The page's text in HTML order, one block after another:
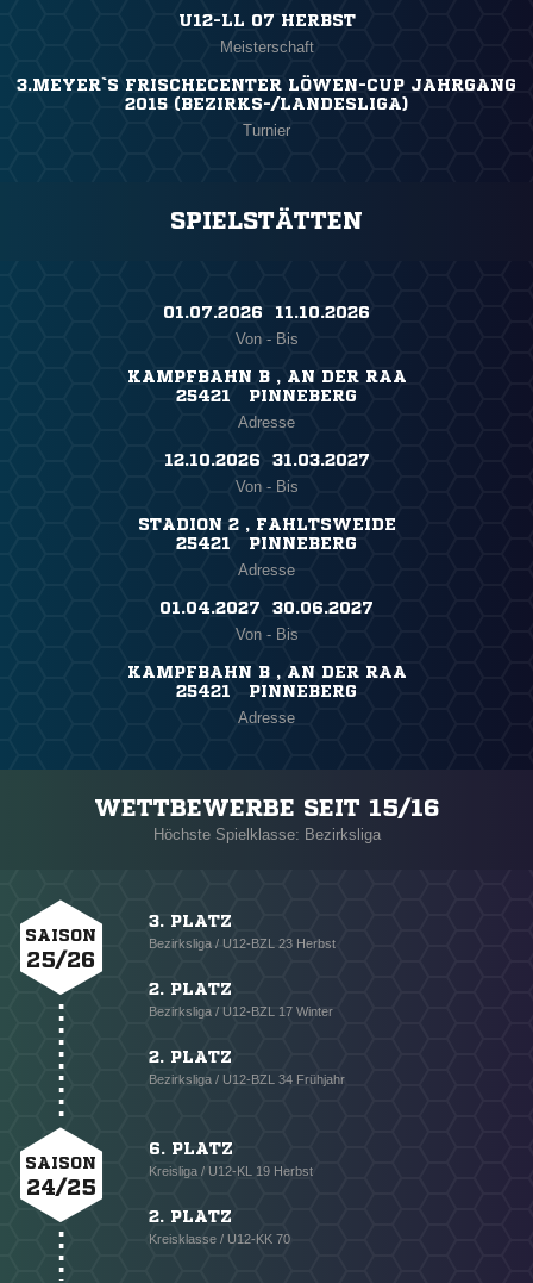
U12-LL 07 HERBST
Meisterschaft
3.MEYER`S FRISCHECENTER LÖWEN-CUP JAHRGANG
2015 (BEZIRKS-/LANDESLIGA)
Turnier
SPIELSTÄTTEN
01.07.2026 ​ 11.10.2026
Von - Bis
KAMPFBAHN B , AN DER RAA
25421 PINNEBERG
Adresse
12.10.2026 ​ 31.03.2027
Von - Bis
STADION 2 , FAHLTSWEIDE
25421 PINNEBERG
Adresse
01.04.2027 ​ 30.06.2027
Von - Bis
KAMPFBAHN B , AN DER RAA
25421 PINNEBERG
Adresse
WETTBEWERBE SEIT 15/16
Höchste Spielklasse: Bezirksliga
SAISON
25/26
3. PLATZ
Bezirksliga / U12-BZL 23 Herbst
2. PLATZ
Bezirksliga / U12-BZL 17 Winter
2. PLATZ
Bezirksliga / U12-BZL 34 Frühjahr
SAISON
24/25
6. PLATZ
Kreisliga / U12-KL 19 Herbst
2. PLATZ
Kreisklasse / U12-KK 70